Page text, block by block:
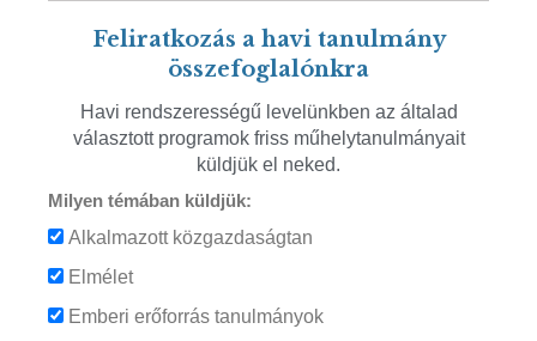
Feliratkozás a havi tanulmány
összefoglalónkra
Havi rendszerességű levelünkben az általad
választott programok friss műhelytanulmányait
küldjük el neked.
Milyen témában küldjük:
Alkalmazott közgazdaságtan
Elmélet
Emberi erőforrás tanulmányok